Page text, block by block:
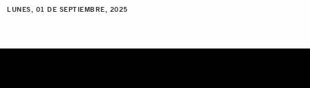
LUNES, 01 DE SEPTIEMBRE, 2025